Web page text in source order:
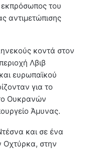
εκπρόσωπος του
αντιμετώπισης
κοντά στον
Λβιβ
ευρωπαϊκού
για το
Ουκρανών
Άμυνας.
και σε ένα
Οχτύρκα, στην